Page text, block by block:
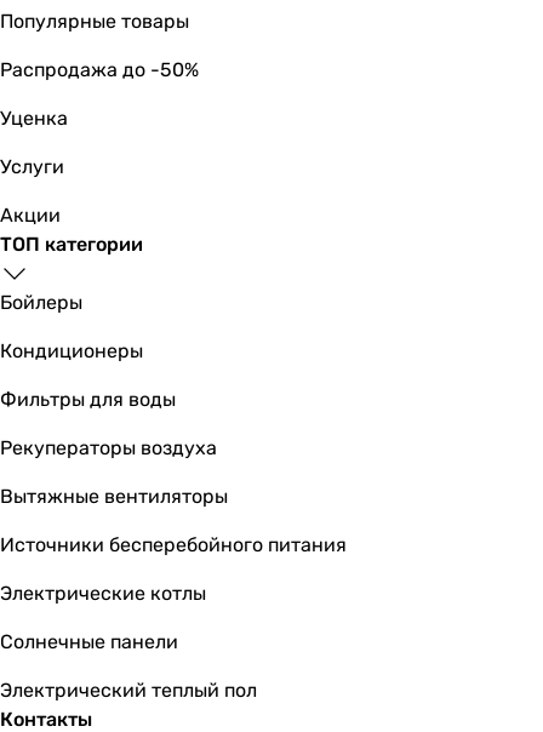
Популярные товары
Распродажа до -50%
Уценка
Услуги
Акции
ТОП категории
Бойлеры
Кондиционеры
Фильтры для воды
Рекуператоры воздуха
Вытяжные вентиляторы
Источники бесперебойного питания
Электрические котлы
Солнечные панели
Электрический теплый пол
Контакты